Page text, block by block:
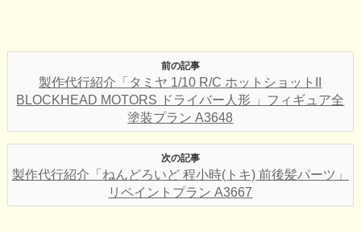
前の記事
製作代行紹介「タミヤ 1/10 R/C ホットショットII
BLOCKHEAD MOTORS ドライバー人形 」フィギュア全
塗装プラン A3648
次の記事
製作代行紹介「ねんどろいど 程小時(トキ) 前後髪パーツ」
リペイントプラン A3667